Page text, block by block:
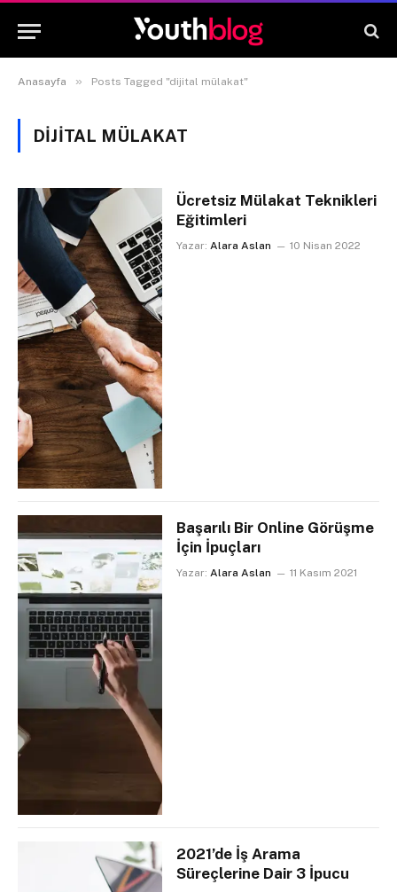
Anasayfa » Posts Tagged "dijital mülakat"
DIJITAL MÜLAKAT
Ücretsiz Mülakat Teknikleri
Eğitimleri
Yazar: Alara Aslan 10 Nisan 2022
Başarılı Bir Online Görüşme
İçin İpuçları
Yazar: Alara Aslan 11 Kasım 2021
2021’de İş Arama
Süreçlerine Dair 3 İpucu